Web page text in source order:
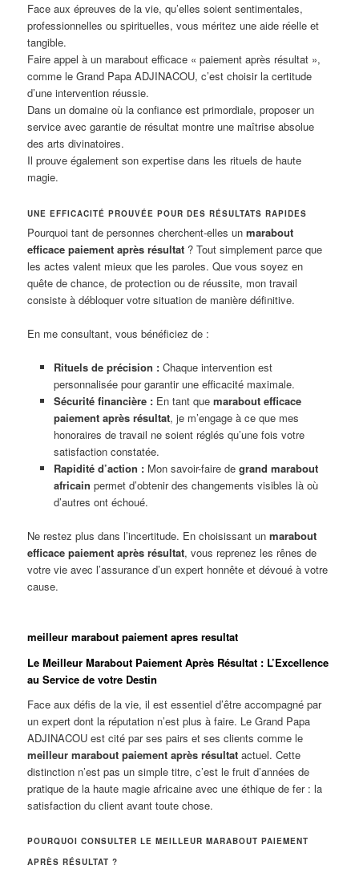
Face aux épreuves de la vie, qu’elles soient sentimentales,
professionnelles ou spirituelles, vous méritez une aide réelle et
tangible.
Faire appel à un marabout efficace « paiement après résultat »,
comme le Grand Papa ADJINACOU, c’est choisir la certitude
d’une intervention réussie.
Dans un domaine où la confiance est primordiale, proposer un
service avec garantie de résultat montre une maîtrise absolue
des arts divinatoires.
Il prouve également son expertise dans les rituels de haute
magie.
UNE EFFICACITÉ PROUVÉE POUR DES RÉSULTATS RAPIDES
Pourquoi tant de personnes cherchent-elles unmarabout
efficace paiement après résultat ? Tout simplement parce que
les actes valent mieux que les paroles. Que vous soyez en
quête de chance, de protection ou de réussite, mon travail
consiste à débloquer votre situation de manière définitive.
En me consultant, vous bénéficiez de :
Rituels de précision :Chaque intervention est
personnalisée pour garantir une efficacité maximale.
Sécurité financière :En tant que marabout efficace
paiement après résultat, je m’engage à ce que mes
honoraires de travail ne soient réglés qu’une fois votre
satisfaction constatée.
Rapidité d’action :Mon savoir-faire de grand marabout
africain permet d’obtenir des changements visibles là où
d’autres ont échoué.
Ne restez plus dans l’incertitude. En choisissant unmarabout
efficace paiement après résultat, vous reprenez les rênes de
votre vie avec l’assurance d’un expert honnête et dévoué à votre
cause.
meilleur marabout paiement apres resultat
Le Meilleur Marabout Paiement Après Résultat : L’Excellence
au Service de votre Destin
Face aux défis de la vie, il est essentiel d’être accompagné par
un expert dont la réputation n’est plus à faire. Le Grand Papa
ADJINACOU est cité par ses pairs et ses clients comme le
meilleur marabout paiement après résultat actuel. Cette
distinction n’est pas un simple titre, c’est le fruit d’années de
pratique de la haute magie africaine avec une éthique de fer : la
satisfaction du client avant toute chose.
POURQUOI CONSULTER LE MEILLEUR MARABOUT PAIEMENT
APRÈS RÉSULTAT ?